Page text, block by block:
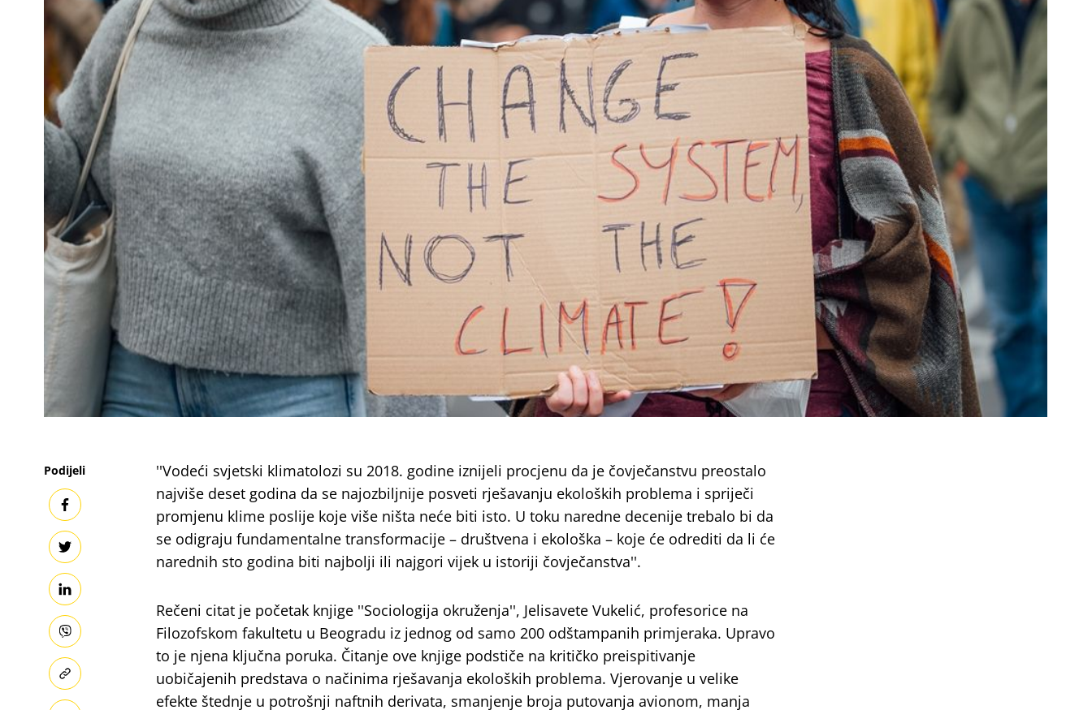
Podijeli
''Vodeći svjetski klimatolozi su 2018. godine iznijeli procjenu da je čovječanstvu preostalo
najviše deset godina da se najozbiljnije posveti rješavanju ekoloških problema i spriječi
promjenu klime poslije koje više ništa neće biti isto. U toku naredne decenije trebalo bi da
se odigraju fundamentalne transformacije – društvena i ekološka – koje će odrediti da li će
narednih sto godina biti najbolji ili najgori vijek u istoriji čovječanstva''.
Rečeni citat je početak knjige ''Sociologija okruženja'', Jelisavete Vukelić, profesorice na
Filozofskom fakultetu u Beogradu iz jednog od samo 200 odštampanih primjeraka. Upravo
to je njena ključna poruka. Čitanje ove knjige podstiče na kritičko preispitivanje
uobičajenih predstava o načinima rješavanja ekoloških problema. Vjerovanje u velike
efekte štednje u potrošnji naftnih derivata, smanjenje broja putovanja avionom, manja